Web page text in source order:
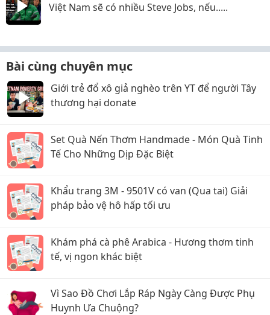
Việt Nam sẽ có nhiều Steve Jobs, nếu.....
Bài cùng chuyên mục
Giới trẻ đổ xô giả nghèo trên YT để người Tây
thương hại donate
Set Quà Nến Thơm Handmade - Món Quà Tinh
Tế Cho Những Dịp Đặc Biệt
Khẩu trang 3M - 9501V có van (Qua tai) Giải
pháp bảo vệ hô hấp tối ưu
Khám phá cà phê Arabica - Hương thơm tinh
tế, vị ngon khác biệt
Vì Sao Đồ Chơi Lắp Ráp Ngày Càng Được Phụ
Huynh Ưa Chuộng?